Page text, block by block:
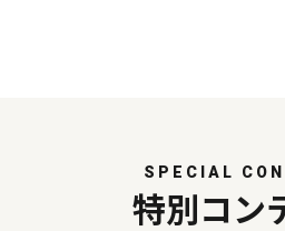
SPECIAL
特別コン